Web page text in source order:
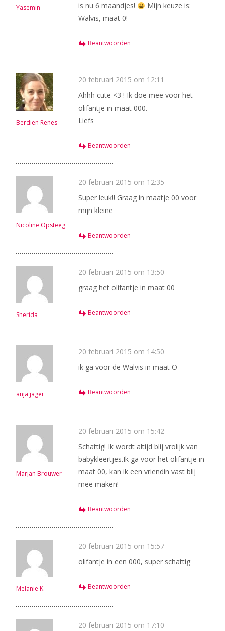
Yasemin
is nu 6 maandjes!
Mijn keuze is:
Walvis, maat 0!
Beantwoorden
Berdien Renes
20 februari 2015 om 12:11
Ahhh cute <3 ! Ik doe mee voor het
olifantje in maat 000.
Liefs
Beantwoorden
Nicoline Opsteeg
20 februari 2015 om 12:35
Super leuk!! Graag in maatje 00 voor
mijn kleine
Beantwoorden
Sherida
20 februari 2015 om 13:50
graag het olifantje in maat 00
Beantwoorden
anja jager
20 februari 2015 om 14:50
ik ga voor de Walvis in maat O
Beantwoorden
Marjan Brouwer
20 februari 2015 om 15:42
Schattig! Ik wordt altijd blij vrolijk van
babykleertjes.Ik ga voor het olifantje in
maat 00, kan ik een vriendin vast blij
mee maken!
Beantwoorden
Melanie K.
20 februari 2015 om 15:57
olifantje in een 000, super schattig
Beantwoorden
20 februari 2015 om 17:10